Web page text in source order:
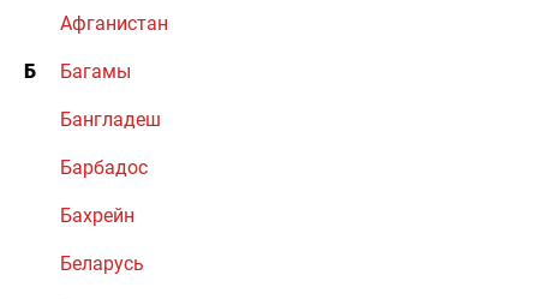
Афганистан
Б Багамы
Бангладеш
Барбадос
Бахрейн
Беларусь